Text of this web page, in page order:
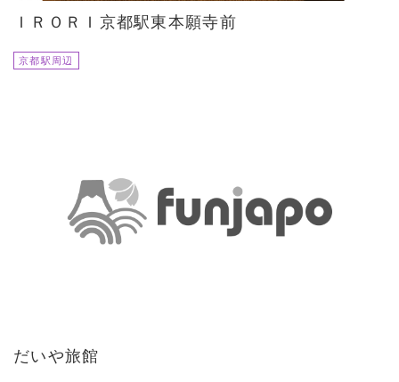
ＩＲＯＲＩ京都駅東本願寺前
京都駅周辺
だいや旅館